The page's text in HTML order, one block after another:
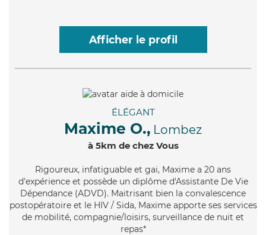
Afficher le profil
ÉLÉGANT
Maxime O., Lombez
à 5km de chez Vous
Rigoureux, infatiguable et gai, Maxime a 20 ans
d'expérience et possède un diplôme d'Assistante De Vie
Dépendance (ADVD). Maitrisant bien la convalescence
postopératoire et le HIV / Sida, Maxime apporte ses services
de mobilité, compagnie/loisirs, surveillance de nuit et
repas*